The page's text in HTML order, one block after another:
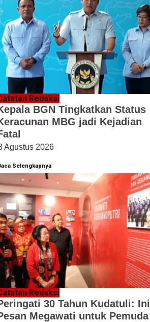
Redaksi
BGN Tingkatkan Status
MBG jadi Kejadian
Agustus 2026
Selengkapnya
Redaksi
30 Tahun Kudatuli: Ini
Megawati untuk Pemuda